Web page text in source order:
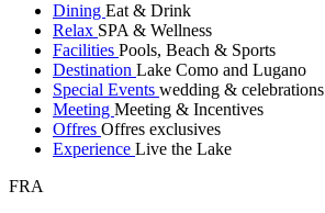
Dining Eat & Drink
Relax SPA & Wellness
Facilities Pools, Beach & Sports
Destination Lake Como and Lugano
Special Events wedding & celebrations
Meeting Meeting & Incentives
Offres Offres exclusives
Experience Live the Lake
FRA